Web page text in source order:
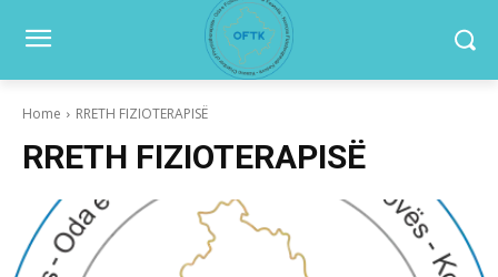
Home RRETH FIZIOTERAPISË
RRETH FIZIOTERAPISË